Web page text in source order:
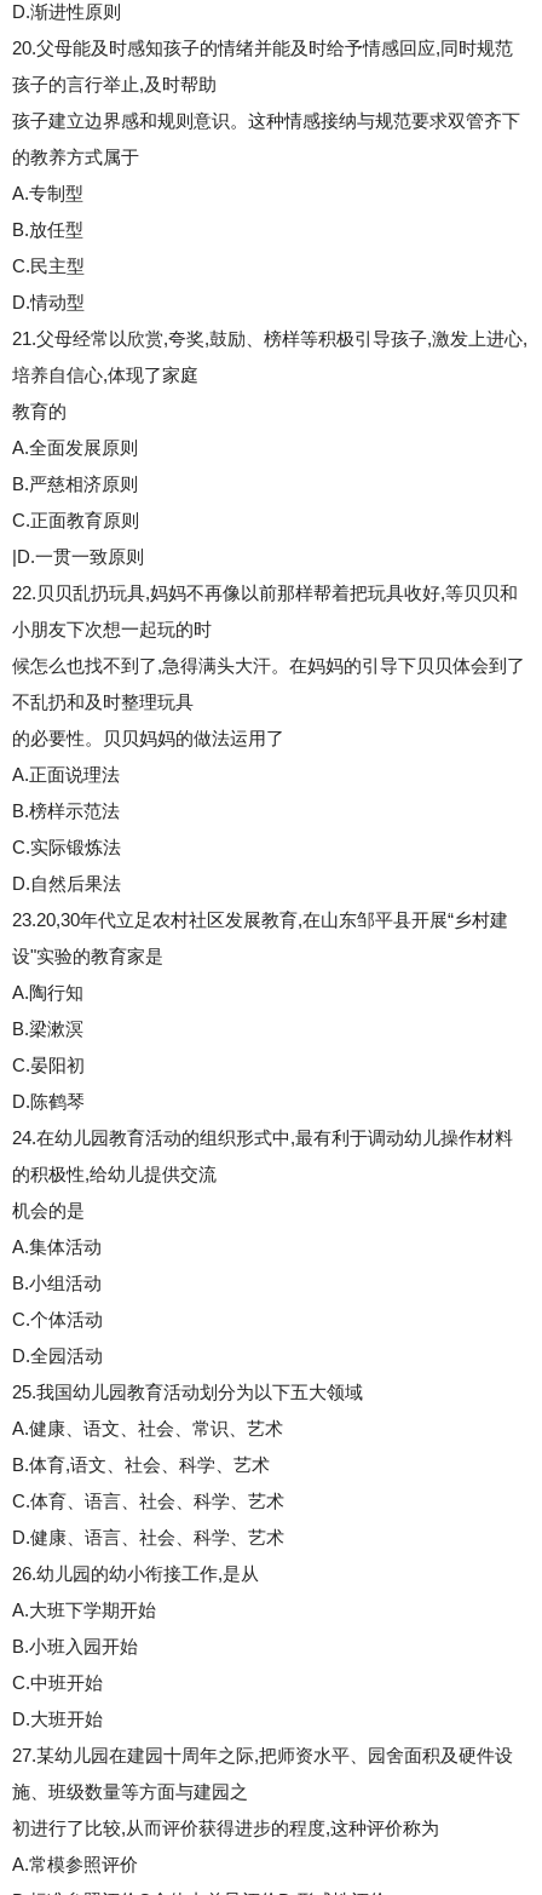
D.渐进性原则
20.父母能及时感知孩子的情绪并能及时给予情感回应,同时规范
孩子的言行举止,及时帮助
孩子建立边界感和规则意识。这种情感接纳与规范要求双管齐下
的教养方式属于
A.专制型
B.放任型
C.民主型
D.情动型
21.父母经常以欣赏,夸奖,鼓励、榜样等积极引导孩子,激发上进心,
培养自信心,体现了家庭
教育的
A.全面发展原则
B.严慈相济原则
C.正面教育原则
|D.一贯一致原则
22.贝贝乱扔玩具,妈妈不再像以前那样帮着把玩具收好,等贝贝和
小朋友下次想一起玩的时
候怎么也找不到了,急得满头大汗。在妈妈的引导下贝贝体会到了
不乱扔和及时整理玩具
的必要性。贝贝妈妈的做法运用了
A.正面说理法
B.榜样示范法
C.实际锻炼法
D.自然后果法
23.20,30年代立足农村社区发展教育,在山东邹平县开展“乡村建
设"实验的教育家是
A.陶行知
B.梁漱溟
C.晏阳初
D.陈鹤琴
24.在幼儿园教育活动的组织形式中,最有利于调动幼儿操作材料
的积极性,给幼儿提供交流
机会的是
A.集体活动
B.小组活动
C.个体活动
D.全园活动
25.我国幼儿园教育活动划分为以下五大领域
A.健康、语文、社会、常识、艺术
B.体育,语文、社会、科学、艺术
C.体育、语言、社会、科学、艺术
D.健康、语言、社会、科学、艺术
26.幼儿园的幼小衔接工作,是从
A.大班下学期开始
B.小班入园开始
C.中班开始
D.大班开始
27.某幼儿园在建园十周年之际,把师资水平、园舍面积及硬件设
施、班级数量等方面与建园之
初进行了比较,从而评价获得进步的程度,这种评价称为
A.常模参照评价